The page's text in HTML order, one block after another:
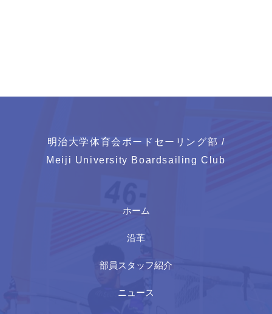
明治大学体育会ボードセーリング部 /
Meiji University Boardsailing Club
ホーム
沿革
部員スタッフ紹介
ニュース